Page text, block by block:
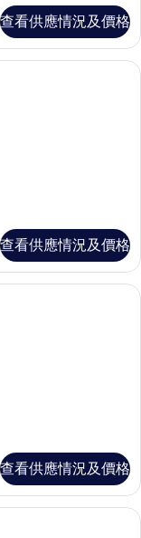
查看供應情況及價格
張特大雙人床 | 防敏寢具
查看供應情況及價格
張標準雙人床 | 防敏寢具
查看供應情況及價格
張特大雙人床 | 防敏寢具